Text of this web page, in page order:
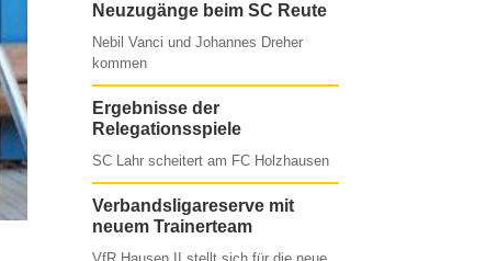
Neuzugänge beim SC Reute
Nebil Vanci und Johannes Dreher
kommen
Ergebnisse der
Relegationsspiele
SC Lahr scheitert am FC Holzhausen
Verbandsligareserve mit
neuem Trainerteam